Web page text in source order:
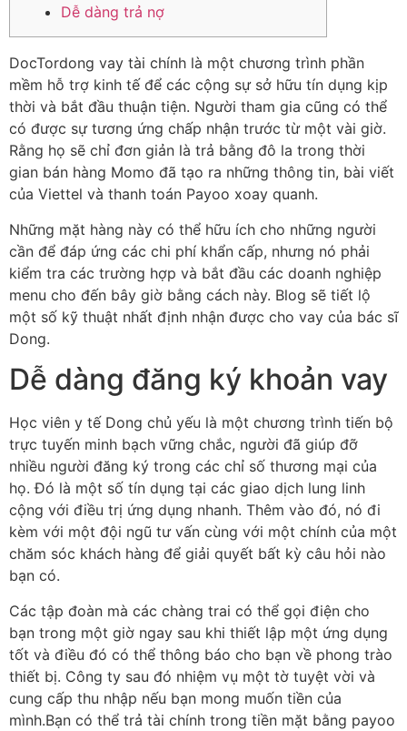
Dễ dàng trả nợ
DocTordong vay tài chính là một chương trình phần
mềm hỗ trợ kinh tế để các cộng sự sở hữu tín dụng kịp
thời và bắt đầu thuận tiện. Người tham gia cũng có thể
có được sự tương ứng chấp nhận trước từ một vài giờ.
Rằng họ sẽ chỉ đơn giản là trả bằng đô la trong thời
gian bán hàng Momo đã tạo ra những thông tin, bài viết
của Viettel và thanh toán Payoo xoay quanh.
Những mặt hàng này có thể hữu ích cho những người
cần để đáp ứng các chi phí khẩn cấp, nhưng nó phải
kiểm tra các trường hợp và bắt đầu các doanh nghiệp
menu cho đến bây giờ bằng cách này. Blog sẽ tiết lộ
một số kỹ thuật nhất định nhận được cho vay của bác sĩ
Dong.
Dễ dàng đăng ký khoản vay
Học viên y tế Dong chủ yếu là một chương trình tiến bộ
trực tuyến minh bạch vững chắc, người đã giúp đỡ
nhiều người đăng ký trong các chỉ số thương mại của
họ. Đó là một số tín dụng tại các giao dịch lung linh
cộng với điều trị ứng dụng nhanh. Thêm vào đó, nó đi
kèm với một đội ngũ tư vấn cùng với một chính của một
chăm sóc khách hàng để giải quyết bất kỳ câu hỏi nào
bạn có.
Các tập đoàn mà các chàng trai có thể gọi điện cho
bạn trong một giờ ngay sau khi thiết lập một ứng dụng
tốt và điều đó có thể thông báo cho bạn về phong trào
thiết bị. Công ty sau đó nhiệm vụ một tờ tuyệt vời và
cung cấp thu nhập nếu bạn mong muốn tiền của
mình.Bạn có thể trả tài chính trong tiền mặt bằng payoo